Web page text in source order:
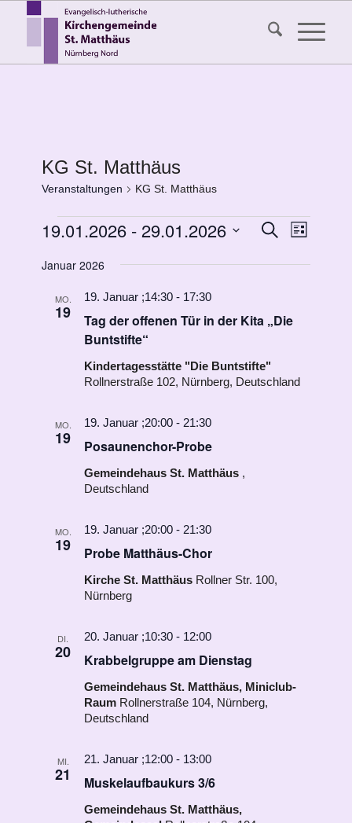
KG St. Matthäus
Veranstaltungen KG St. Matthäus
Veranstaltungen Suche
Liste
19.01.2026 - 29.01.2026
wählen.
Januar 2026
MO.
19
Tag der offenen Tür in der Kita „Die
Buntstifte“
19. Januar ;14:30 - 17:30
Kindertagesstätte "Die Buntstifte"
Rollnerstraße 102, Nürnberg, Deutschland
MO.
19 Posaunenchor-Probe
19. Januar ;20:00 - 21:30
Gemeindehaus St. Matthäus ,
Deutschland
MO.
19 Probe Matthäus-Chor
19. Januar ;20:00 - 21:30
Kirche St. Matthäus Rollner Str. 100,
Nürnberg
DI.
20 Krabbelgruppe am Dienstag
20. Januar ;10:30 - 12:00
Gemeindehaus St. Matthäus, Miniclub-
Raum Rollnerstraße 104, Nürnberg,
Deutschland
MI.
21 Muskelaufbaukurs 3/6
21. Januar ;12:00 - 13:00
Gemeindehaus St. Matthäus,